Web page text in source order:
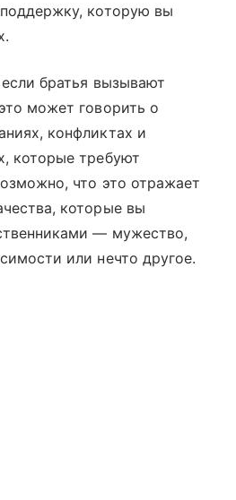
которую вы
братья вызывают
может говорить о
конфликтах и
которые требуют
что это отражает
которые вы
— мужество,
или нечто другое.